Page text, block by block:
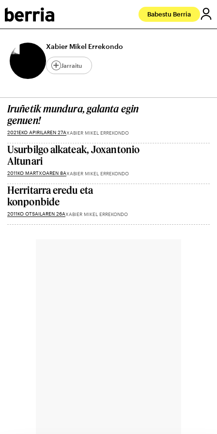
Babestu Berria
Xabier Mikel Errekondo
Jarraitu
Iruñetik mundura, galanta egin
genuen!
2021EKO APIRILAREN 27AXABIER MIKEL ERREKONDO
Usurbilgo alkateak, Joxantonio
Altunari
2011KO MARTXOAREN 8AXABIER MIKEL ERREKONDO
Herritarra eredu eta
konponbide
2011KO OTSAILAREN 26AXABIER MIKEL ERREKONDO